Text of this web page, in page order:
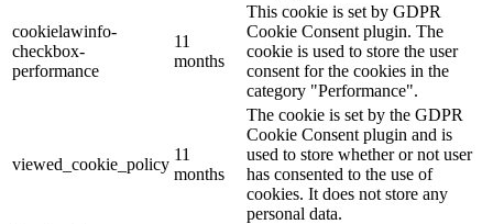
cookielawinfo-
checkbox-
performance
11
months
This cookie is set by GDPR
Cookie Consent plugin. The
cookie is used to store the user
consent for the cookies in the
category "Performance".
viewed_cookie_policy
11
months
The cookie is set by the GDPR
Cookie Consent plugin and is
used to store whether or not user
has consented to the use of
cookies. It does not store any
personal data.